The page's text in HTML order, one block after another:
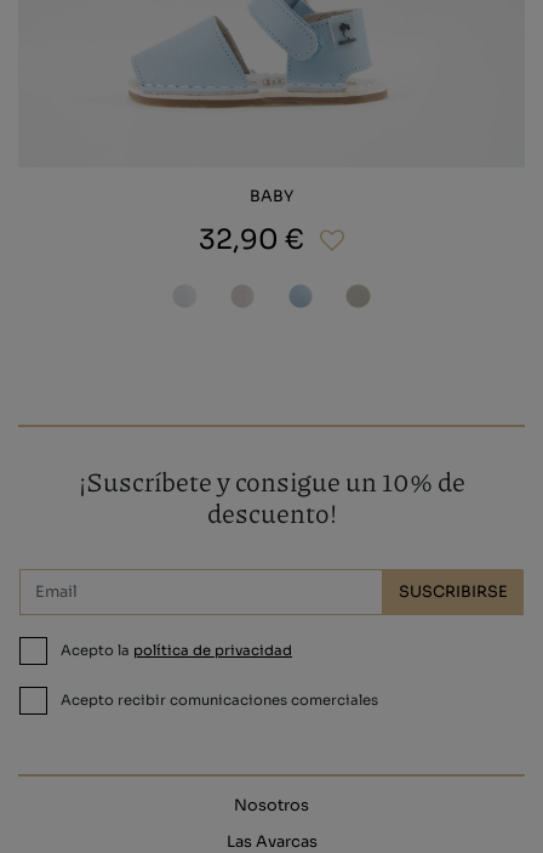
BABY
32,90 €
¡Suscríbete y consigue un 10% de
descuento!
SUSCRIBIRSE
Acepto la política de privacidad
Acepto recibir comunicaciones comerciales
Nosotros
Las Avarcas